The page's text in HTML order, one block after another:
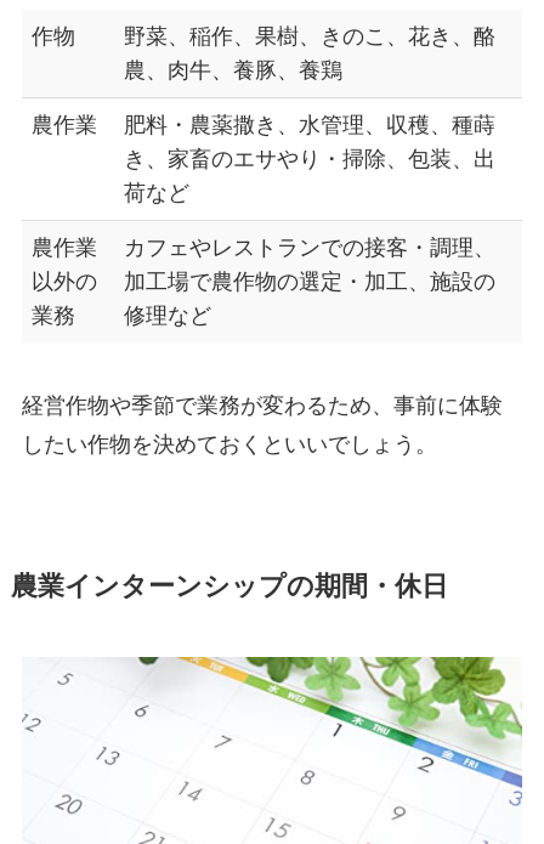
作物
野菜、稲作、果樹、きのこ、花き、酪
農、肉牛、養豚、養鶏
農作業
肥料・農薬撒き、水管理、収穫、種蒔
き、家畜のエサやり・掃除、包装、出
荷など
農作業
以外の
業務
カフェやレストランでの接客・調理、
加工場で農作物の選定・加工、施設の
修理など
経営作物や季節で業務が変わるため、 事前に体験
したい作物を決めておくといいでしょう。
農業インターンシップの期間・休日